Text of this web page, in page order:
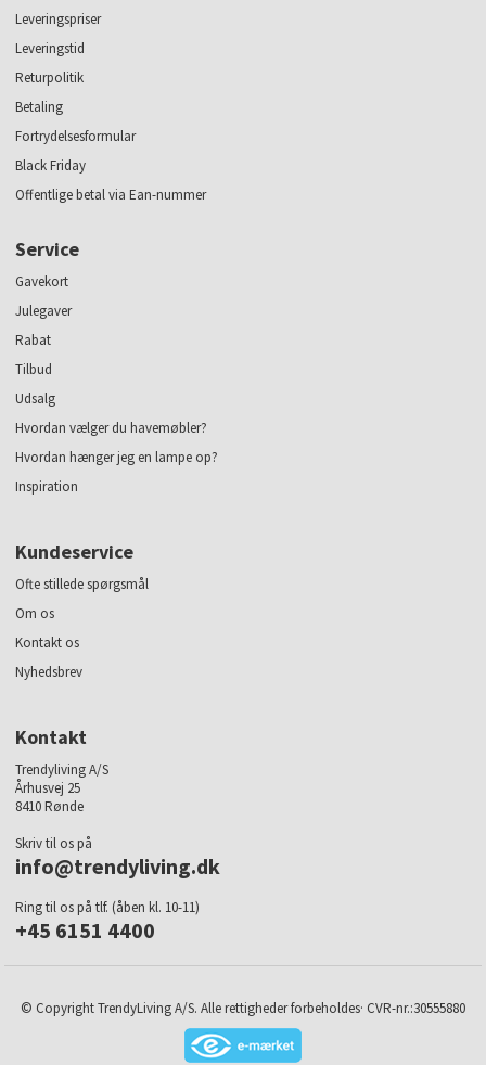
Leveringspriser
Leveringstid
Returpolitik
Betaling
Fortrydelsesformular
Black Friday
Offentlige betal via Ean-nummer
Service
Gavekort
Julegaver
Rabat
Tilbud
Udsalg
Hvordan vælger du havemøbler?
Hvordan hænger jeg en lampe op?
Inspiration
Kundeservice
Ofte stillede spørgsmål
Om os
Kontakt os
Nyhedsbrev
Kontakt
Trendyliving A/S
Århusvej 25
8410 Rønde
Skriv til os på
info@trendyliving.dk
Ring til os på tlf. (åben kl. 10-11)
+45 6151 4400
© Copyright TrendyLiving A/S. Alle rettigheder forbeholdes· CVR-nr.:30555880